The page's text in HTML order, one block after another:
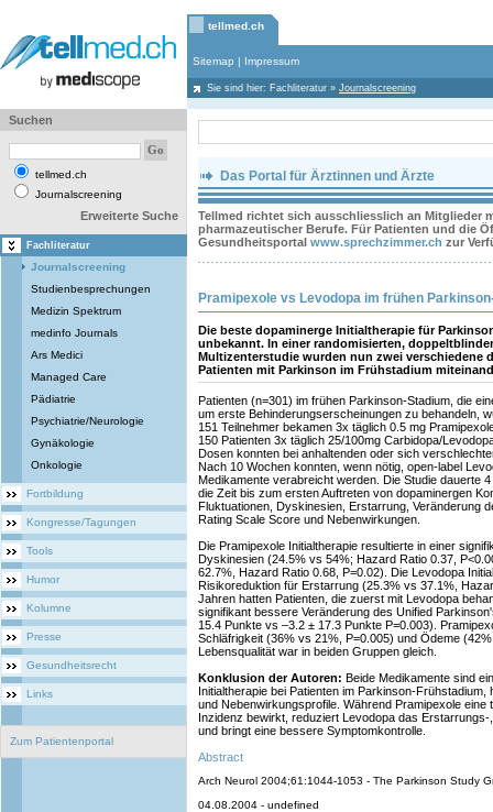
tellmed.ch
Sitemap | Impressum
Sie sind hier: Fachliteratur » Journalscreening
Suchen
tellmed.ch
Journalscreening
Erweiterte Suche
Fachliteratur
Journalscreening
Studienbesprechungen
Medizin Spektrum
medinfo Journals
Ars Medici
Managed Care
Pädiatrie
Psychiatrie/Neurologie
Gynäkologie
Onkologie
Fortbildung
Kongresse/Tagungen
Tools
Humor
Kolumne
Presse
Gesundheitsrecht
Links
Zum Patientenportal
Das Portal für Ärztinnen und Ärzte
Tellmed richtet sich ausschliesslich an Mitglieder
pharmazeutischer Berufe. Für Patienten und die
Gesundheitsportal www.sprechzimmer.ch zur
Pramipexole vs Levodopa im frühen
Die beste dopaminerge Initialtherapie für
unbekannt. In einer randomisierten,
Multizenterstudie wurden nun zwei verschiedene
Patienten mit Parkinson im Frühstadium
Patienten (n=301) im frühen Parkinson-Stadium, die
um erste Behinderungserscheinungen zu behandeln,
151 Teilnehmer bekamen 3x täglich 0.5 mg
150 Patienten 3x täglich 25/100mg Carbidopa/
Dosen konnten bei anhaltenden oder sich
Nach 10 Wochen konnten, wenn nötig, open-label
Medikamente verabreicht werden. Die Studie dauerte
die Zeit bis zum ersten Auftreten von dopaminergen
Fluktuationen, Dyskinesien, Erstarrung, Veränderung
Rating Scale Score und Nebenwirkungen.
Die Pramipexole Initialtherapie resultierte in einer
Dyskinesien (24.5% vs 54%; Hazard Ratio 0.37,
62.7%, Hazard Ratio 0.68, P=0.02). Die Levodopa
Risikoreduktion für Erstarrung (25.3% vs 37.1%,
Jahren hatten Patienten, die zuerst mit Levodopa
signifikant bessere Veränderung des Unified
15.4 Punkte vs –3.2 ± 17.3 Punkte P=0.003).
Schläfrigkeit (36% vs 21%, P=0.005) und Ödeme
Lebensqualität war in beiden Gruppen gleich.
Konklusion der Autoren: Beide Medikamente sind
Initialtherapie bei Patienten im Parkinson-
und Nebenwirkungsprofile. Während Pramipexole
Inzidenz bewirkt, reduziert Levodopa das
und bringt eine bessere Symptomkontrolle.
Abstract
Arch Neurol 2004;61:1044-1053 - The Parkinson Study
04.08.2004 - undefined